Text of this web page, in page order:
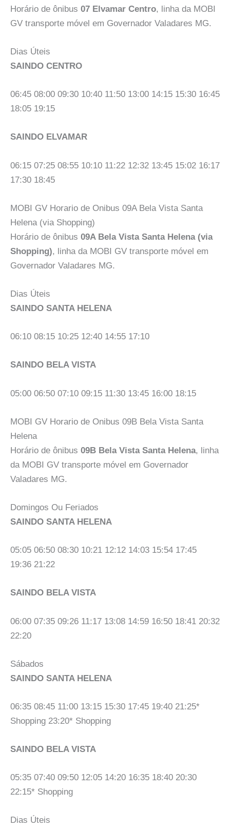
Horário de ônibus 07 Elvamar Centro, linha da MOBI
GV transporte móvel em Governador Valadares MG.
Dias Úteis
SAINDO CENTRO
06:45 08:00 09:30 10:40 11:50 13:00 14:15 15:30 16:45
18:05 19:15
SAINDO ELVAMAR
06:15 07:25 08:55 10:10 11:22 12:32 13:45 15:02 16:17
17:30 18:45
MOBI GV Horario de Onibus 09A Bela Vista Santa
Helena (via Shopping)
Horário de ônibus 09A Bela Vista Santa Helena (via
Shopping), linha da MOBI GV transporte móvel em
Governador Valadares MG.
Dias Úteis
SAINDO SANTA HELENA
06:10 08:15 10:25 12:40 14:55 17:10
SAINDO BELA VISTA
05:00 06:50 07:10 09:15 11:30 13:45 16:00 18:15
MOBI GV Horario de Onibus 09B Bela Vista Santa
Helena
Horário de ônibus 09B Bela Vista Santa Helena, linha
da MOBI GV transporte móvel em Governador
Valadares MG.
Domingos Ou Feriados
SAINDO SANTA HELENA
05:05 06:50 08:30 10:21 12:12 14:03 15:54 17:45
19:36 21:22
SAINDO BELA VISTA
06:00 07:35 09:26 11:17 13:08 14:59 16:50 18:41 20:32
22:20
Sábados
SAINDO SANTA HELENA
06:35 08:45 11:00 13:15 15:30 17:45 19:40 21:25*
Shopping 23:20* Shopping
SAINDO BELA VISTA
05:35 07:40 09:50 12:05 14:20 16:35 18:40 20:30
22:15* Shopping
Dias Úteis